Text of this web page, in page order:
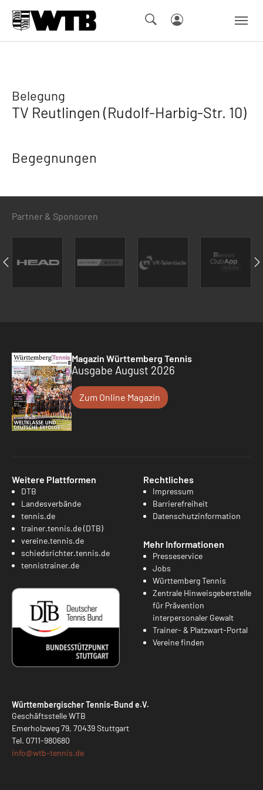
Belegung
TV Reutlingen (Rudolf-Harbig-Str. 10)
Begegnungen
Partner & Sponsoren
Magazin Württemberg Tennis
Ausgabe August 2026
Zum Online Magazin
Weitere Plattformen
DTB
Landesverbände
tennis.de
trainer.tennis.de (DTB)
vereine.tennis.de
schiedsrichter.tennis.de
tennistrainer.de
Rechtliches
Impressum
Barrierefreiheit
Datenschutzinformation
Mehr Informationen
Presseservice
Jobs
Württemberg Tennis
Zentrale Hinweisgeberstelle
für Prävention
interpersonaler Gewalt
Trainer- & Platzwart-Portal
Vereine finden
Württembergischer Tennis-Bund e.V.
Geschäftsstelle WTB
Emerholzweg 79, 70439 Stuttgart
Tel. 0711-980680
info@wtb-tennis.de